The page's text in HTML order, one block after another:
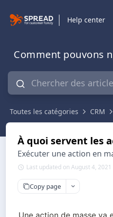
Help center
Comment pouvons
Toutes les catégories CRM
À quoi servent les
Exécuter une action en
Last updated on August 4, 2021
Copy page
Une action de masse va